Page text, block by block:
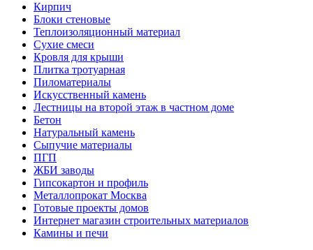
Кирпич
Блоки стеновые
Теплоизоляционный материал
Сухие смеси
Кровля для крыши
Плитка тротуарная
Пиломатериалы
Искусственный камень
Лестницы на второй этаж в частном доме
Бетон
Натуральный камень
Сыпучие материалы
ПГП
ЖБИ заводы
Гипсокартон и профиль
Металлопрокат Москва
Готовые проекты домов
Интернет магазин строительных материалов
Камины и печи